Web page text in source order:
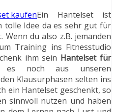
Ein Hantelset ist
tolle Idee da es sehr gut für
du also z.B. jemanden
Training ins Fitnesstudio
ihm sein Hantelset für
noch aus unseren
Klausurphasen selten ins
ein Hantelset geschenkt, so
sinnvoll nutzen und haben